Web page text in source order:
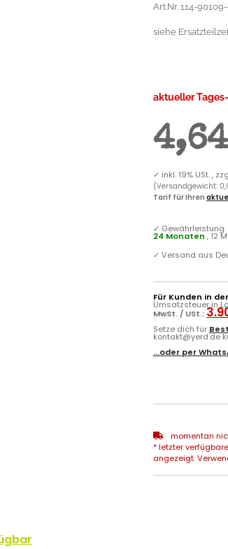
Art.Nr. 114-
siehe
aktueller
✓ inkl. 19% USt. ,
(Versandgewicht:
Tarif für Ihren
✓
24 Monaten , 12
✓ Versand aus
Für Kunden in
Umsatzsteuer in
MwSt. / USt.:
Setze dich für
kontakt@yerd.de
...oder per
momentan
* letzter
angezeigt.